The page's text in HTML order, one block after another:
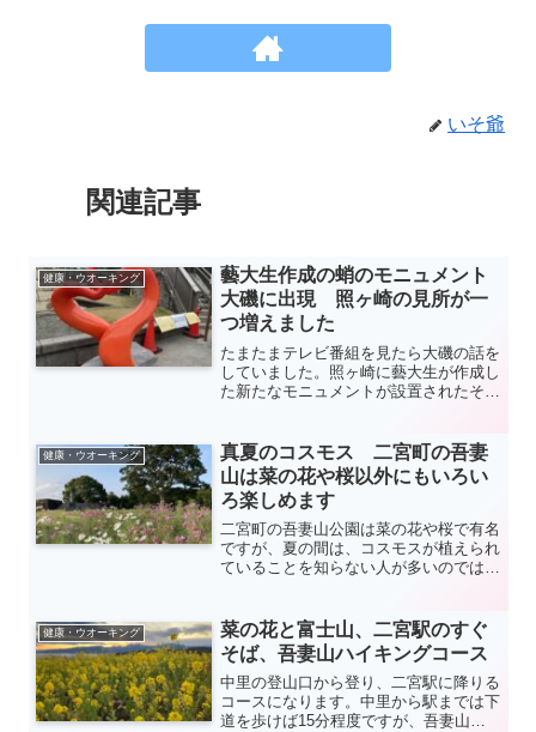
いそ爺
関連記事
健康・ウオーキング
藝大生作成の蛸のモニュメント
大磯に出現 照ヶ崎の見所が一
つ増えました
たまたまテレビ番組を見たら大磯の話を
していました。照ヶ崎に藝大生が作成し
た新たなモニュメントが設置されたそう
崎にまつわる伝説を基にデザインされた
そうです。
健康・ウオーキング
真夏のコスモス 二宮町の吾妻
山は菜の花や桜以外にもいろい
ろ楽しめます
二宮町の吾妻山公園は菜の花や桜で有名
ですが、夏の間は、コスモスが植えられ
ていることを知らない人が多いのではな
す。冬の間菜の花が植えられている場所
に夏はコスモスが植えられます。夏の夕
方、夕涼みがてら一登りというのもよい
のではないでしょうか(2023/7/22)。
健康・ウオーキング
菜の花と富士山、二宮駅のすぐ
そば、吾妻山ハイキングコース
中里の登山口から登り、二宮駅に降りる
コースになります。中里から駅までは下
道を歩けば15分程度ですが、吾妻山を